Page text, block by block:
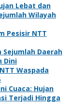
Lebat dan
Wilayah
Pesisir NTT
Daerah
Dini
Waspada
Cuaca: Hujan
Terjadi Hingga